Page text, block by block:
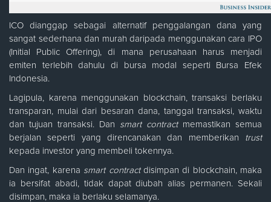
ICO dianggap sebagai alternatif penggalangan dana yang
sangat sederhana dan murah daripada menggunakan cara IPO
(Initial Public Offering), di mana perusahaan harus menjadi
emiten terlebih dahulu di bursa modal seperti Bursa Efek
Indonesia.
Lagipula, karena menggunakan blockchain, transaksi berlaku
transparan, mulai dari besaran dana, tanggal transaksi, waktu
dan tujuan transaksi. Dan smart contractmemastikan semua
berjalan seperti yang direncanakan dan memberikan trust
kepada investor yang membeli tokennya.
Dan ingat, karena smart contractdisimpan di blockchain, maka
ia bersifat abadi, tidak dapat diubah alias permanen. Sekali
disimpan, maka ia berlaku selamanya.